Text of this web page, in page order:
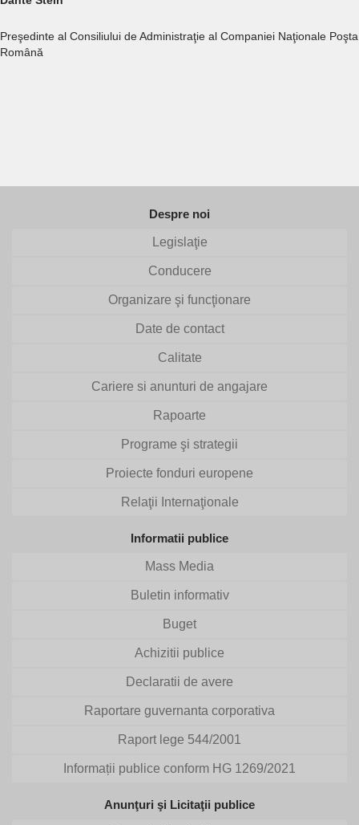
Preşedinte al Consiliului de Administraţie al Companiei Naţionale Poşta
Română
Despre noi
Legislaţie
Conducere
Organizare şi funcţionare
Date de contact
Calitate
Cariere si anunturi de angajare
Rapoarte
Programe şi strategii
Proiecte fonduri europene
Relaţii Internaţionale
Informatii publice
Mass Media
Buletin informativ
Buget
Achizitii publice
Declaratii de avere
Raportare guvernanta corporativa
Raport lege 544/2001
Informații publice conform HG 1269/2021
Anunţuri şi Licitaţii publice